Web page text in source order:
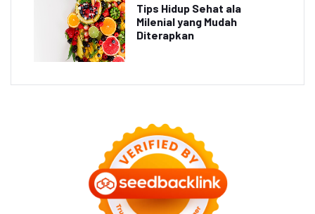
Tips Hidup Sehat ala
Milenial yang Mudah
Diterapkan